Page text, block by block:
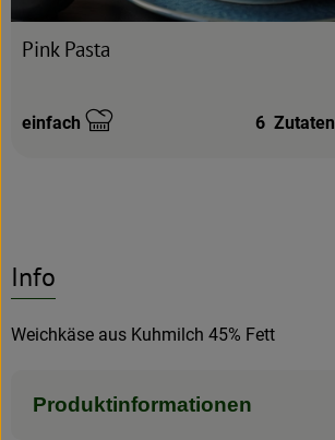
Pink Pasta
Schwierigkeit:
einfach 6 Zutaten
Info
Weichkäse aus Kuhmilch 45% Fett
Produktinformationen